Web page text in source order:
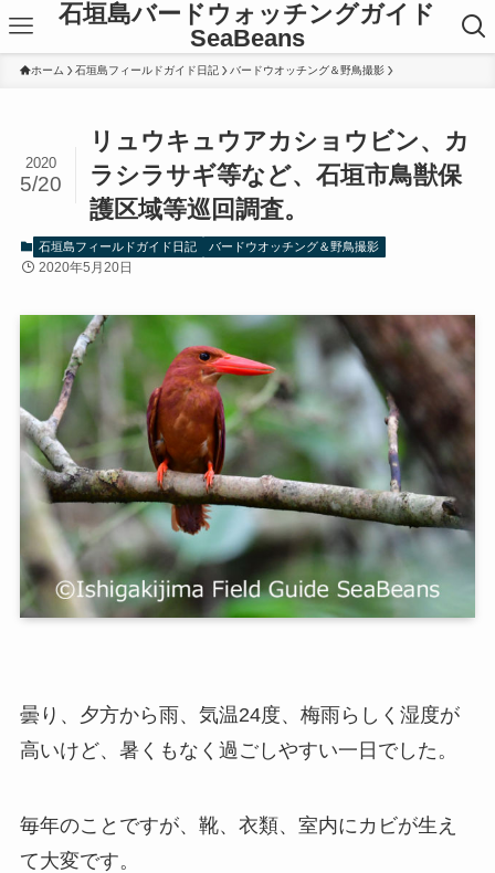
石垣島バードウォッチングガイド
SeaBeans
ホーム 石垣島フィールドガイド日記 バードウオッチング＆野鳥撮影
リュウキュウアカショウビン、カ
ラシラサギ等など、石垣市鳥獣保
護区域等巡回調査。
2020
5/20
石垣島フィールドガイド日記 バードウオッチング＆野鳥撮影
2020年5月20日
曇り、夕方から雨、気温24度、梅雨らしく湿度が
高いけど、暑くもなく過ごしやすい一日でした。
毎年のことですが、靴、衣類、室内にカビが生え
て大変です。